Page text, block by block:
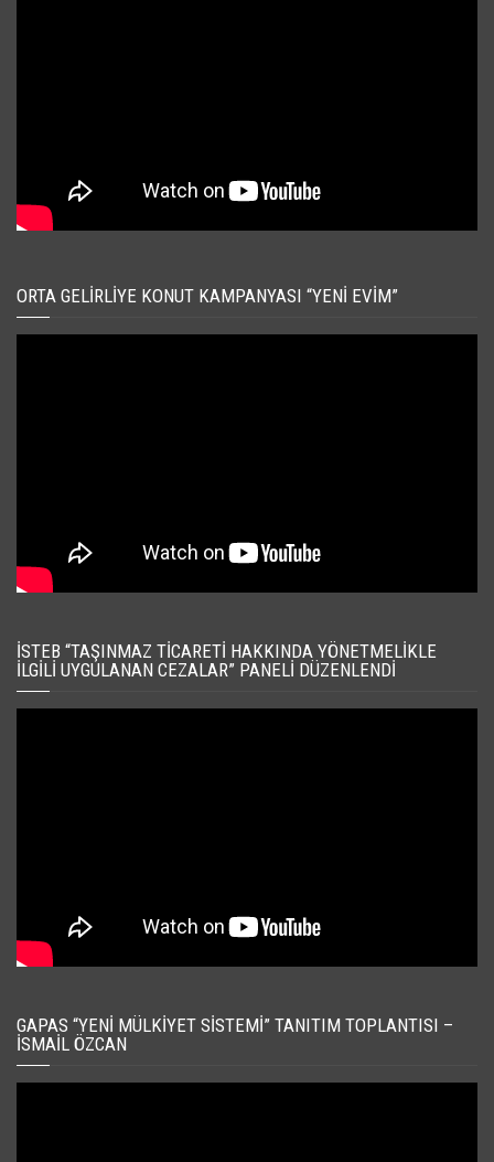
ORTA GELIRLIYE KONUT KAMPANYASI “YENI EVIM”
İSTEB “TAŞINMAZ TICARETI HAKKINDA YÖNETMELIKLE
İLGILI UYGULANAN CEZALAR” PANELI DÜZENLENDI
GAPAS “YENI MÜLKIYET SISTEMI” TANITIM TOPLANTISI –
İSMAIL ÖZCAN